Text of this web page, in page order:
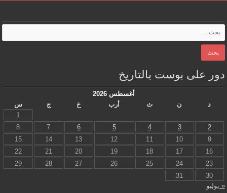
دور على بوست بالتاريخ
أغسطس 2026
د
ن ث أرب خ ج
س
1
2
3
4
5
6
7
8
9
10
11
12
13
14
15
16
17
18
19
20
21
22
23
24
25
26
27
28
29
30
31
« يوليو